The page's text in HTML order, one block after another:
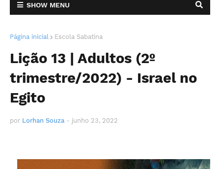
SHOW MENU
Página inicial Escola Sabatina
Lição 13 | Adultos (2º
trimestre/2022) - Israel no
Egito
por Lorhan Souza - junho 23, 2022